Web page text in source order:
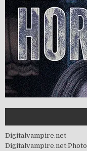
Digitalvampire.net
Digitalvampire.net:Photo